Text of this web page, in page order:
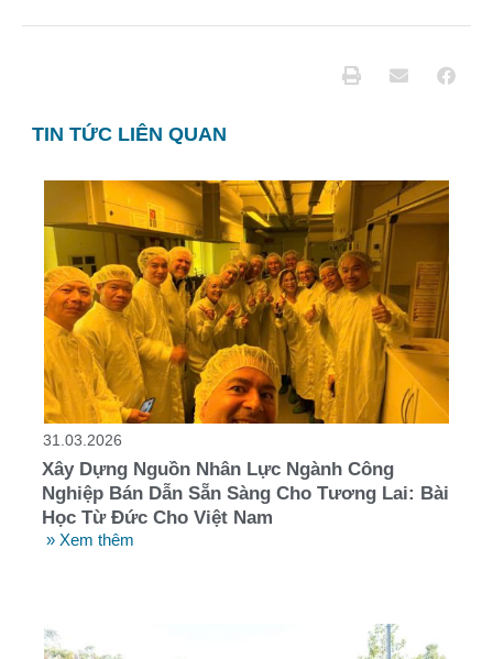
TIN TỨC LIÊN QUAN
31.03.2026
Xây Dựng Nguồn Nhân Lực Ngành Công
Nghiệp Bán Dẫn Sẵn Sàng Cho Tương Lai: Bài
Học Từ Đức Cho Việt Nam
» Xem thêm